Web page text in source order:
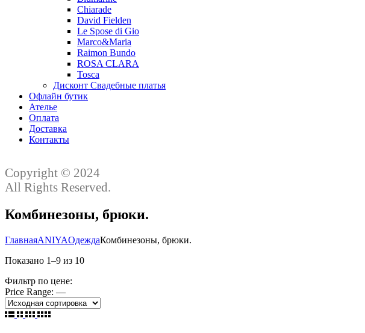
Chiarade
David Fielden
Le Spose di Gio
Marco&Maria
Raimon Bundo
ROSA CLARA
Tosca
Дисконт Свадебные платья
Офлайн бутик
Ателье
Оплата
Доставка
Контакты
Copyright © 2024
All Rights Reserved.
Комбинезоны, брюки.
ГлавнаяANIYAОдеждаКомбинезоны, брюки.
Показано 1–9 из 10
Фильтр по цене:
Price Range: —